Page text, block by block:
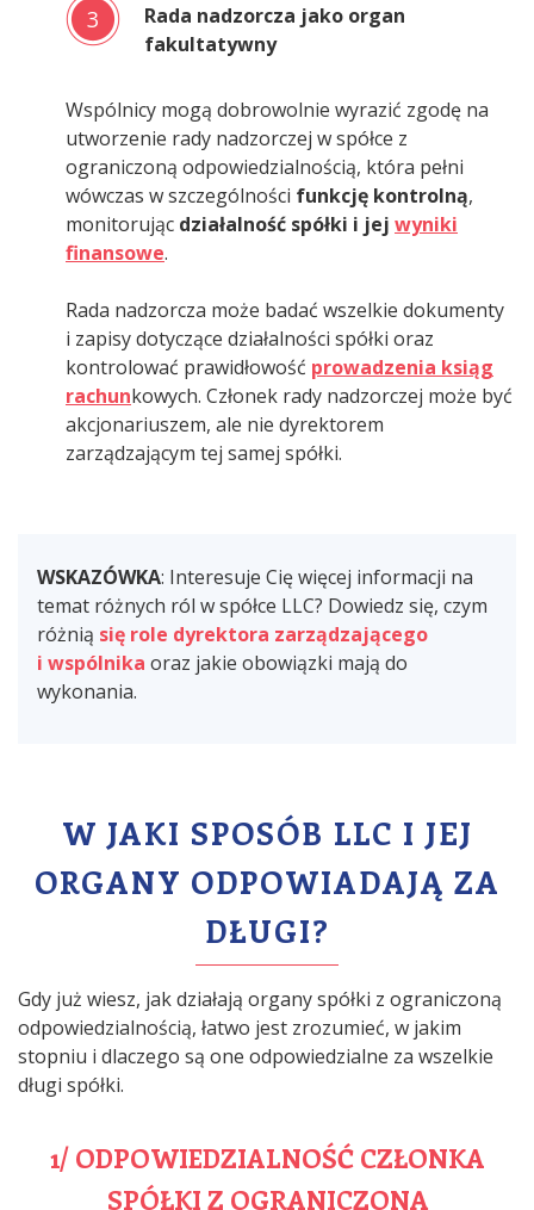
3
Rada nadzorcza jako organ
fakultatywny
Wspólnicy mogą dobrowolnie wyrazić zgodę na
utworzenie rady nadzorczej w spółce z
ograniczoną odpowiedzialnością, która pełni
wówczas w szczególności funkcję kontrolną,
monitorując działalność spółki i jej wyniki
finansowe.
Rada nadzorcza może badać wszelkie dokumenty
i zapisy dotyczące działalności spółki oraz
kontrolować prawidłowość prowadzenia ksiąg
rachunkowych. Członek rady nadzorczej może być
akcjonariuszem, ale nie dyrektorem
zarządzającym tej samej spółki.
WSKAZÓWKA: Interesuje Cię więcej informacji na
temat różnych ról w spółce LLC? Dowiedz się, czym
różnią się role dyrektora zarządzającego
i wspólnika oraz jakie obowiązki mają do
wykonania.
W JAKI SPOSÓB LLC I JEJ
ORGANY ODPOWIADAJĄ ZA
DŁUGI?
Gdy już wiesz, jak działają organy spółki z ograniczoną
odpowiedzialnością, łatwo jest zrozumieć, w jakim
stopniu i dlaczego są one odpowiedzialne za wszelkie
długi spółki.
1/ ODPOWIEDZIALNOŚĆ CZŁONKA
SPÓŁKI Z OGRANICZONĄ